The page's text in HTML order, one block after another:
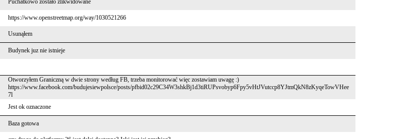
Puchatkowo zostało zlikwidowane
https://www.openstreetmap.org/way/1030521266
Usunąłem
Budynek juz nie istnieje
Otworzyłem Graniczną w dwie strony według FB, trzeba monitorować więc zostawiam uwagę :)
https://www.facebook.com/budujesiewpolsce/posts/pfbid02c29C34W3shkBj1d3tiRUPsvobyp6Fpy5vHtJVutccp8YJtmQkN8zKyqeTowVHee
7l
Jest ok oznaczone
Baza gotowa